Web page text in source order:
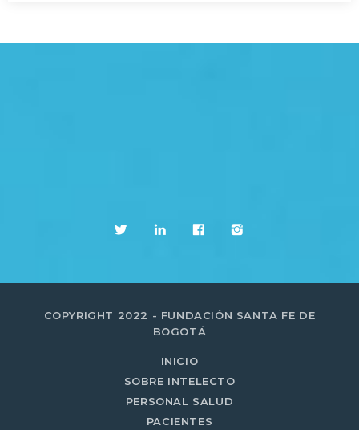
COPYRIGHT 2022 - FUNDACIÓN SANTA FE DE
BOGOTÁ
INICIO
SOBRE INTELECTO
PERSONAL SALUD
PACIENTES